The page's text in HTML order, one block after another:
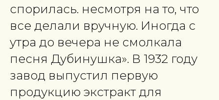
спорилась. несмотря на то, что
все делали вручную. Иногда с
утра до вечера не смолкала
песня Дубинушка». В 1932 году
завод выпустил первую
продукцию экстракт для